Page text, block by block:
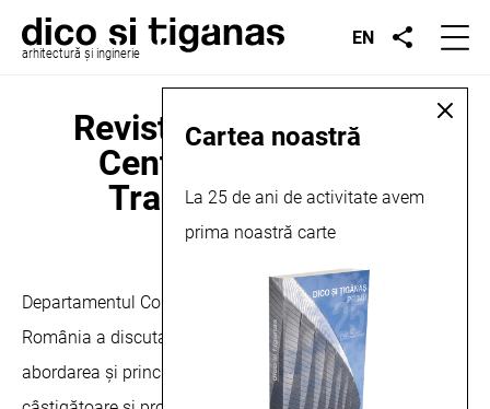
arhitectură și inginerie
EN
Revista Construcţiilor,
Centrul Integrat de
Transplant , 2020
octombrie 1, 2020
Departamentul Concursuri al Ordinului Arhitecţilor din
România a discutat cu echipa caştigătoare despre
abordarea şi principiile esentiale care au ghidat soluţia
Cartea noastră
La 25 de ani de activitate avem
prima noastră carte